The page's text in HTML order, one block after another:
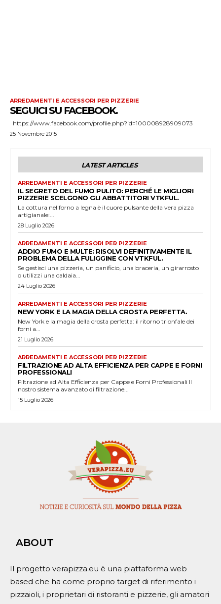
ARREDAMENTI E ACCESSORI PER PIZZERIE
SEGUICI SU FACEBOOK.
https://www.facebook.com/profile.php?id=100008928909073
25 Novembre 2015
LATEST ARTICLES
ARREDAMENTI E ACCESSORI PER PIZZERIE
IL SEGRETO DEL FUMO PULITO: PERCHÉ LE MIGLIORI
PIZZERIE SCELGONO GLI ABBATTITORI VTKFUL.
La cottura nel forno a legna è il cuore pulsante della vera pizza
artigianale:...
28 Luglio 2026
ARREDAMENTI E ACCESSORI PER PIZZERIE
ADDIO FUMO E MULTE: RISOLVI DEFINITIVAMENTE IL
PROBLEMA DELLA FULIGGINE CON VTKFUL.
Se gestisci una pizzeria, un panificio, una braceria, un girarrosto
o utilizzi una caldaia...
24 Luglio 2026
ARREDAMENTI E ACCESSORI PER PIZZERIE
NEW YORK E LA MAGIA DELLA CROSTA PERFETTA.
New York e la magia della crosta perfetta: il ritorno trionfale dei
forni a...
21 Luglio 2026
ARREDAMENTI E ACCESSORI PER PIZZERIE
FILTRAZIONE AD ALTA EFFICIENZA PER CAPPE E FORNI
PROFESSIONALI
Filtrazione ad Alta Efficienza per Cappe e Forni Professionali Il
nostro sistema avanzato di filtrazione...
15 Luglio 2026
ABOUT
Il progetto verapizza.eu è una piattaforma web
based che ha come proprio target di riferimento i
pizzaioli, i proprietari di ristoranti e pizzerie, gli amatori